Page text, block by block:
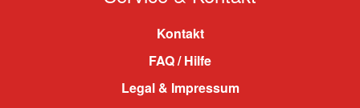
Kontakt
FAQ / Hilfe
Legal & Impressum